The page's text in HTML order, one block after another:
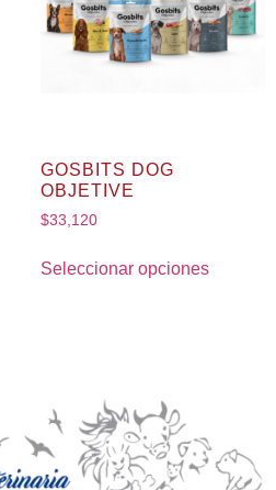
GOSBITS DOG
OBJETIVE
$33,120
Seleccionar opciones